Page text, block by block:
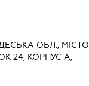
ОБЛ., МІСТО
24, КОРПУС А,